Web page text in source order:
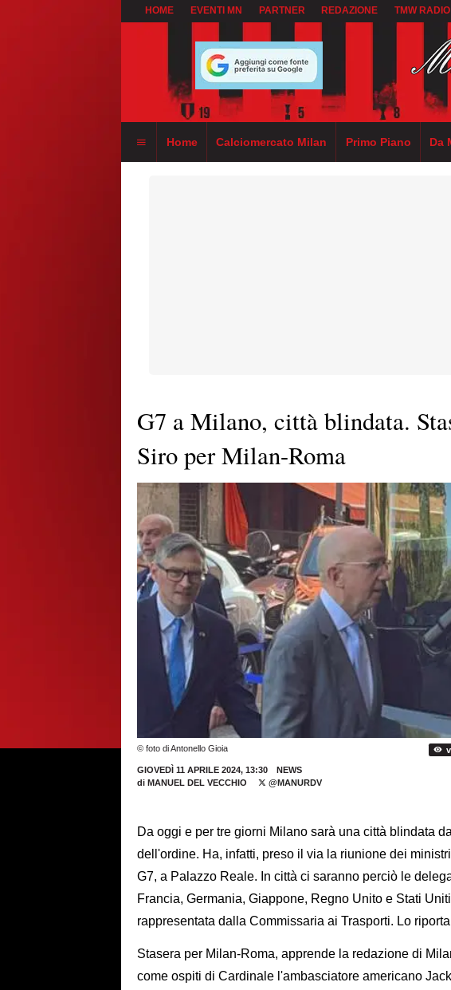
HOME EVENTI MN PARTNER REDAZIONE TMW RADIO
Home Calciomercato Milan Primo Piano Da
G7 a Milano, città blindata.
Siro per Milan-Roma
© foto di Antonello Gioia
GIOVEDÌ 11 APRILE 2024, 13:30
NEWS
di MANUEL DEL VECCHIO @MANURDV
Da oggi e per tre giorni Milano sarà una città blindata
dell'ordine. Ha, infatti, preso il via la riunione dei
G7, a Palazzo Reale. In città ci saranno perciò le
Francia, Germania, Giappone, Regno Unito e Stati
rappresentata dalla Commissaria ai Trasporti. Lo
Stasera per Milan-Roma, apprende la redazione di
come ospiti di Cardinale l'ambasciatore americano